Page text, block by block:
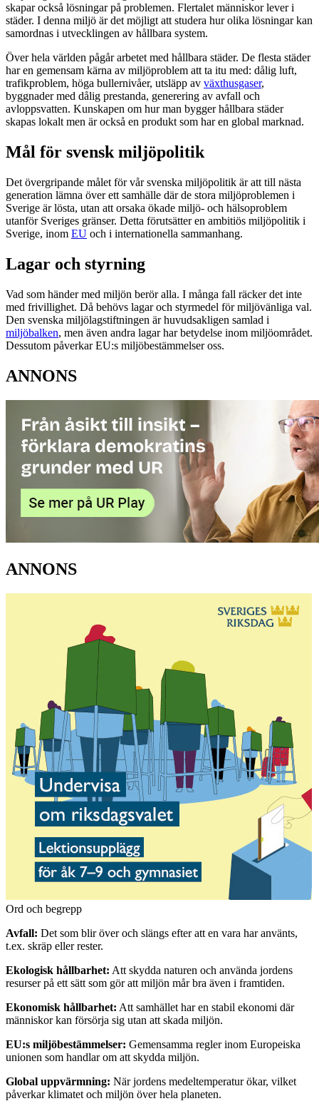
skapar också lösningar på problemen. Flertalet människor lever i
städer. I denna miljö är det möjligt att studera hur olika lösningar kan
samordnas i utvecklingen av hållbara system.
Över hela världen pågår arbetet med hållbara städer. De flesta städer
har en gemensam kärna av miljöproblem att ta itu med: dålig luft,
trafikproblem, höga bullernivåer, utsläpp av växthusgaser,
byggnader med dålig prestanda, generering av avfall och
avloppsvatten. Kunskapen om hur man bygger hållbara städer
skapas lokalt men är också en produkt som har en global marknad.
Mål för svensk miljöpolitik
Det övergripande målet för vår svenska miljöpolitik är att till nästa
generation lämna över ett samhälle där de stora miljöproblemen i
Sverige är lösta, utan att orsaka ökade miljö- och hälsoproblem
utanför Sveriges gränser. Detta förutsätter en ambitiös miljöpolitik i
Sverige, inom EU och i internationella sammanhang.
Lagar och styrning
Vad som händer med miljön berör alla. I många fall räcker det inte
med frivillighet. Då behövs lagar och styrmedel för miljövänliga val.
Den svenska miljölagstiftningen är huvudsakligen samlad i
miljöbalken, men även andra lagar har betydelse inom miljöområdet.
Dessutom påverkar EU:s miljöbestämmelser oss.
ANNONS
ANNONS
Ord och begrepp
Avfall: Det som blir över och slängs efter att en vara har använts,
t.ex. skräp eller rester.
Ekologisk hållbarhet: Att skydda naturen och använda jordens
resurser på ett sätt som gör att miljön mår bra även i framtiden.
Ekonomisk hållbarhet: Att samhället har en stabil ekonomi där
människor kan försörja sig utan att skada miljön.
EU:s miljöbestämmelser: Gemensamma regler inom Europeiska
unionen som handlar om att skydda miljön.
Global uppvärmning: När jordens medeltemperatur ökar, vilket
påverkar klimatet och miljön över hela planeten.